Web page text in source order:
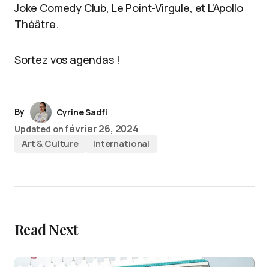
Joke Comedy Club, Le Point-Virgule, et L’Apollo
Théâtre.
Sortez vos agendas !
By
Cyrine Sadfi
Updated onfévrier 26, 2024
Art & Culture International
Read Next